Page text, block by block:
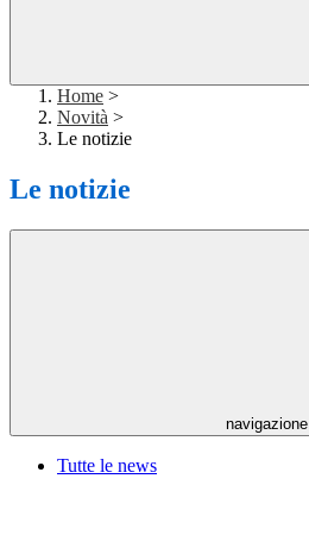
Home >
Novità >
Le notizie
Le notizie
navigazione
Tutte le news